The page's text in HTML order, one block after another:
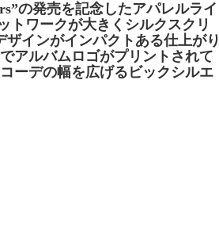
の発売を記念したアパレルライ
トワークが大きくシルクスクリ
インがインパクトある仕上がり
アルバムロゴがプリントされて
ーデの幅を広げるビックシルエ